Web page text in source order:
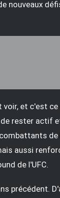
nouveaux
et c'est ce
rester actif
aussi
de l'UFC.
précédent.